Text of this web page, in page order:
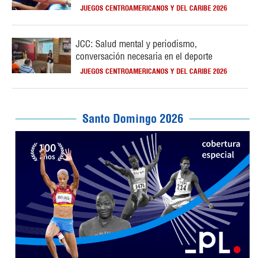
JUEGOS CENTROAMERICANOS Y DEL CARIBE 2026
JCC: Salud mental y periodismo,
conversación necesaria en el deporte
JUEGOS CENTROAMERICANOS Y DEL CARIBE 2026
Santo Domingo 2026